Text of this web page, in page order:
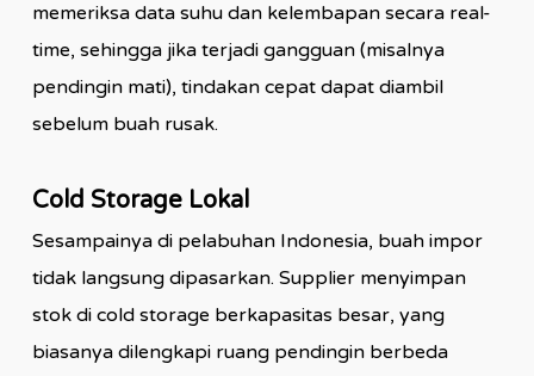
memeriksa data suhu dan kelembapan secara real-
time, sehingga jika terjadi gangguan (misalnya
pendingin mati), tindakan cepat dapat diambil
sebelum buah rusak.
Cold Storage Lokal
Sesampainya di pelabuhan Indonesia, buah impor
tidak langsung dipasarkan. Supplier menyimpan
stok di cold storage berkapasitas besar, yang
biasanya dilengkapi ruang pendingin berbeda